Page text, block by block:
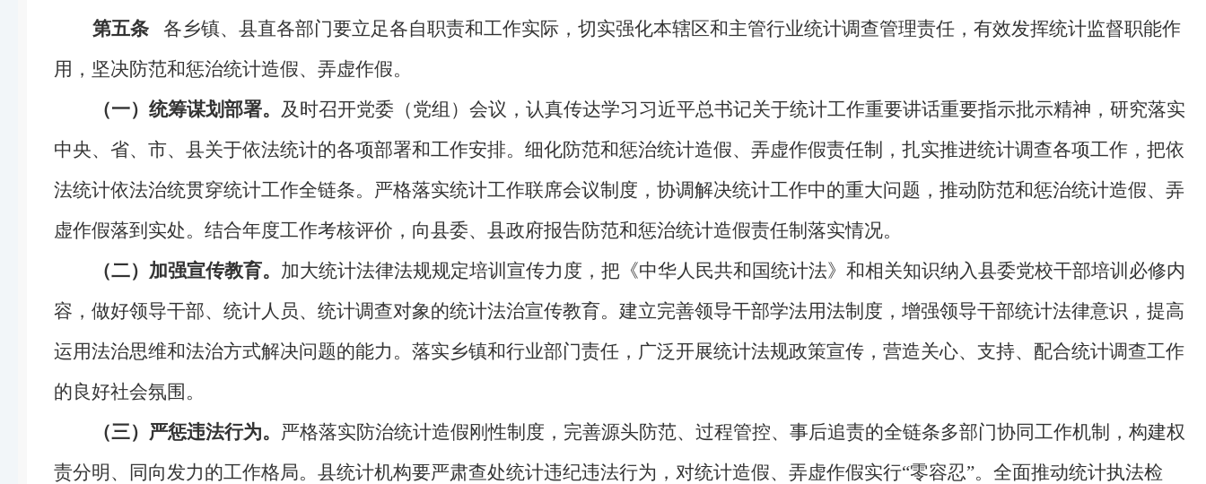
第五条各乡镇、县直各部门要立足各自职责和工作实际，切实强化本辖区和主管行业统计调查管理责任，有效发挥统计监督职能作
用，坚决防范和惩治统计造假、弄虚作假。
（一）统筹谋划部署。 及时召开党委（党组）会议，认真传达学习习近平总书记关于统计工作重要讲话重要指示批示精神，研究落实
中央、省、市、县关于依法统计的各项部署和工作安排。细化防范和惩治统计造假、弄虚作假责任制，扎实推进统计调查各项工作，把依
法统计依法治统贯穿统计工作全链条。严格落实统计工作联席会议制度，协调解决统计工作中的重大问题，推动防范和惩治统计造假、弄
虚作假落到实处。结合年度工作考核评价，向县委、县政府报告防范和惩治统计造假责任制落实情况。
（二）加强宣传教育。 加大统计法律法规规定培训宣传力度，把《中华人民共和国统计法》和相关知识纳入县委党校干部培训必修内
容，做好领导干部、统计人员、统计调查对象的统计法治宣传教育。建立完善领导干部学法用法制度，增强领导干部统计法律意识，提高
运用法治思维和法治方式解决问题的能力。落实乡镇和行业部门责任，广泛开展统计法规政策宣传，营造关心、支持、配合统计调查工作
的良好社会氛围。
（三） 严惩违法行为。 严格落实防治统计造假刚性制度，完善源头防范、过程管控、事后追责的全链条多部门协同工作机制，构建权
责分明、同向发力的工作格局。县统计机构要严肃查处统计违纪违法行为，对统计造假、弄虚作假实行“零容忍”。全面推动统计执法检